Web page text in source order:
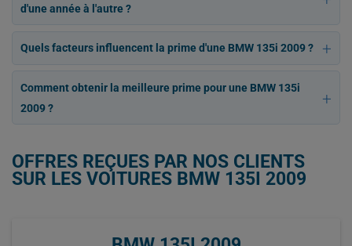
d'une année à l'autre ?
Quels facteurs influencent la prime d'une BMW 135i 2009 ?
Comment obtenir la meilleure prime pour une BMW 135i
2009 ?
OFFRES REÇUES PAR NOS CLIENTS
SUR LES VOITURES BMW 135I 2009